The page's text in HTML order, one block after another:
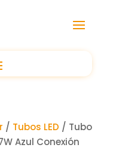
/ Tubos LED / Tubo
Azul Conexión